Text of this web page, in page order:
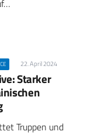
22. April 2024
Starker
Truppen und